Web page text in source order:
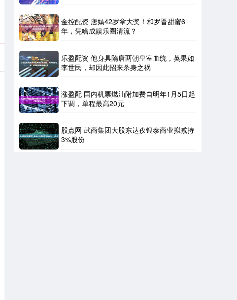
金控配资 唐嫣42岁拿大奖！和罗晋甜蜜6
年，凭啥成娱乐圈清流？
乐盈配资 他身具隋唐两朝皇室血统，英果如
李世民，却因此招来杀身之祸
涨盈配 国内机票燃油附加费自明年1月5日起
下调，单程最高20元
股点网 武商集团大股东达孜银泰商业拟减持
3%股份